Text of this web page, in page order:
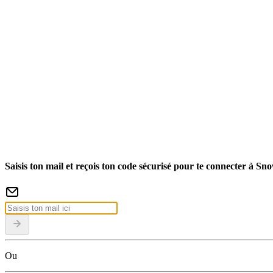
Saisis ton mail et reçois ton code sécurisé pour te connecter à
Ou